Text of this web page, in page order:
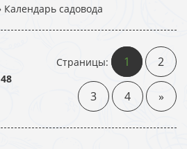
Календарь садовода
48
Страницы: 1 2
3 4 »